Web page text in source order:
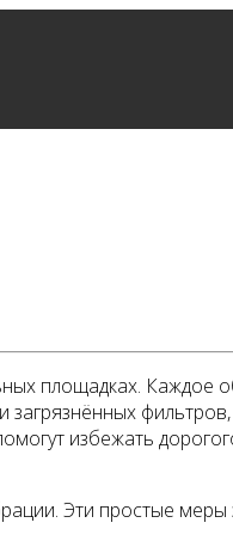
площадках. Каждое
избежать
Эти простые